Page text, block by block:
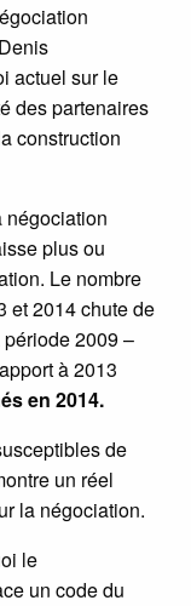
actuel sur le
des partenaires
construction
négociation
plus ou
Le nombre
et 2014 chute de
2009 –
à 2013
en 2014.
de
un réel
la négociation.
le
un code du